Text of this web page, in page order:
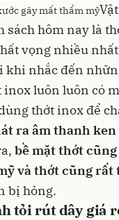
gây mất thẩm mỹ
sách hôm nay là
vọng nhiều
khi nhắc đến
luôn luôn có
thớt inox để
ra âm thanh
bề mặt thớt
và thớt cũng rất
bị hỏng.
tỏi rút dây giá